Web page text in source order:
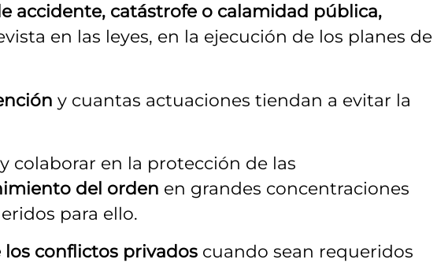
accidente, catástrofe o calamidad pública,
en las leyes, en la ejecución de los planes de
y cuantas actuaciones tiendan a evitar la
y colaborar en la protección de las
del orden en grandes concentraciones
para ello.
conflictos privados cuando sean requeridos